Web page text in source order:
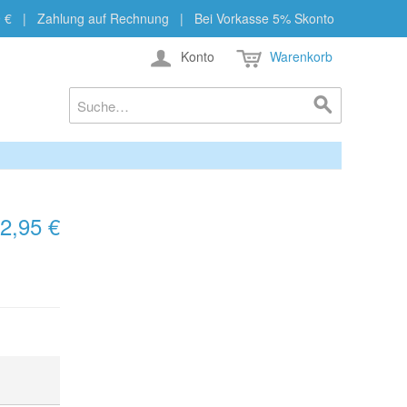
€ | Zahlung auf Rechnung | Bei Vorkasse 5% Skonto
Konto Warenkorb
€